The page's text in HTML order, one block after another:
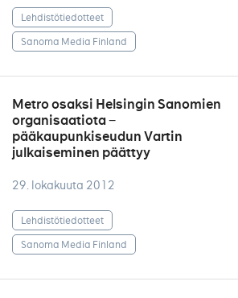
Lehdistötiedotteet
Sanoma Media Finland
Metro osaksi Helsingin Sanomien
organisaatiota −
pääkaupunkiseudun Vartin
julkaiseminen päättyy
29. lokakuuta 2012
Lehdistötiedotteet
Sanoma Media Finland